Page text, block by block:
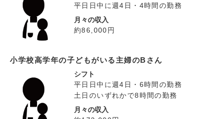
平日日中に週4日・4時間の勤務
月々の収入
約86,000円
小学校高学年の子どもがいる主婦のBさん
シフト
平日日中に週4日・6時間の勤務
土日のいずれかで8時間の勤務
月々の収入